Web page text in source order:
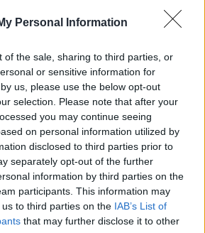
Personal Information
of the sale, sharing to third parties, or
or sensitive information for
us, please use the below opt-out
selection. Please note that after your
you may continue seeing
on personal information utilized by
disclosed to third parties prior to
separately opt-out of the further
information by third parties on the
participants. This information may
to third parties on the IAB’s List of
that may further disclose it to other
απειλή, αλλά το παράθυρό
φορά που η Άγκυρα
αλήθεια με το αμόκ στα
Κάποιοι αποφάσισαν να
ιστορία το διεθνές δίκαιο
γι’ αυτό πήραν άμεση
και να στραφούν
τους θέματα»,